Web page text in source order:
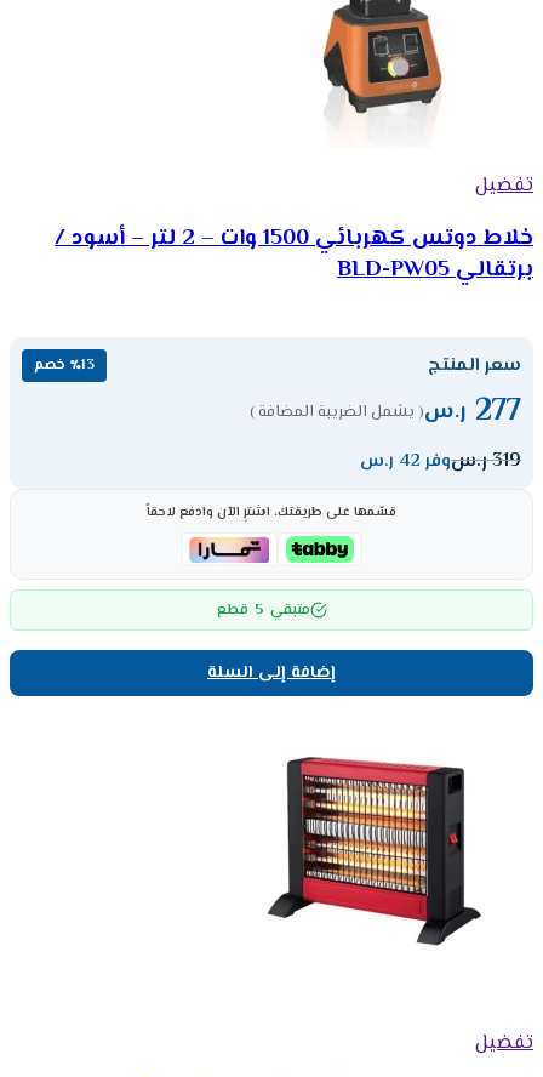
تفضيل
خلاط دوتس كهربائي 1500 وات – 2 لتر – أسود /
برتقالي BLD-PW05
سعر المنتج ٪13 خصم
277 ر.س( يشمل الضريبة المضافة )
319ر.سوفر 42 ر.س
قسّمها على طريقتك، اشترِ الآن وادفع لاحقاً
متبقي 5 قطع
إضافة إلى السلة
تفضيل